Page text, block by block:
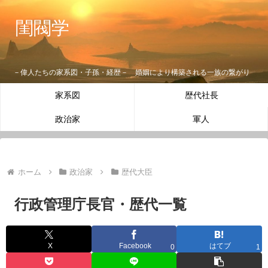
閨閥学
－偉人たちの家系図・子孫・経歴－ 婚姻により構築される一族の繋がり
家系図 歴代社長
政治家 軍人
ホーム 政治家 歴代大臣
行政管理庁長官・歴代一覧
X Facebook 0 はてブ 1